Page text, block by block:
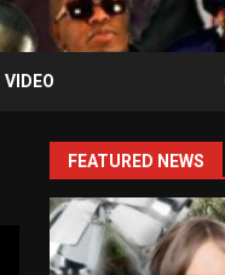
VIDEO
FEATURED NEWS